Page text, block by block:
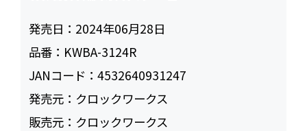
発売日： 2024年06月28日
品番： KWBA-3124R
JANコード：4532640931247
発売元： クロックワークス
販売元： クロックワークス